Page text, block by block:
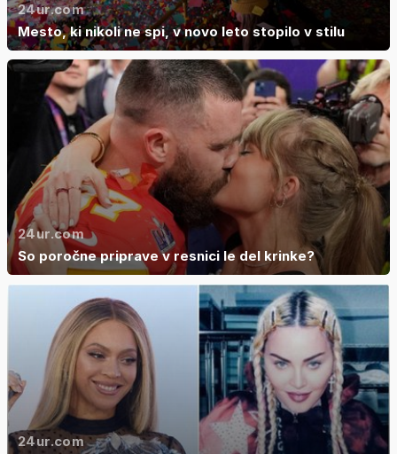
24ur.com
Mesto, ki nikoli ne spi, v novo leto stopilo v stilu
24ur.com
So poročne priprave v resnici le del krinke?
24ur.com